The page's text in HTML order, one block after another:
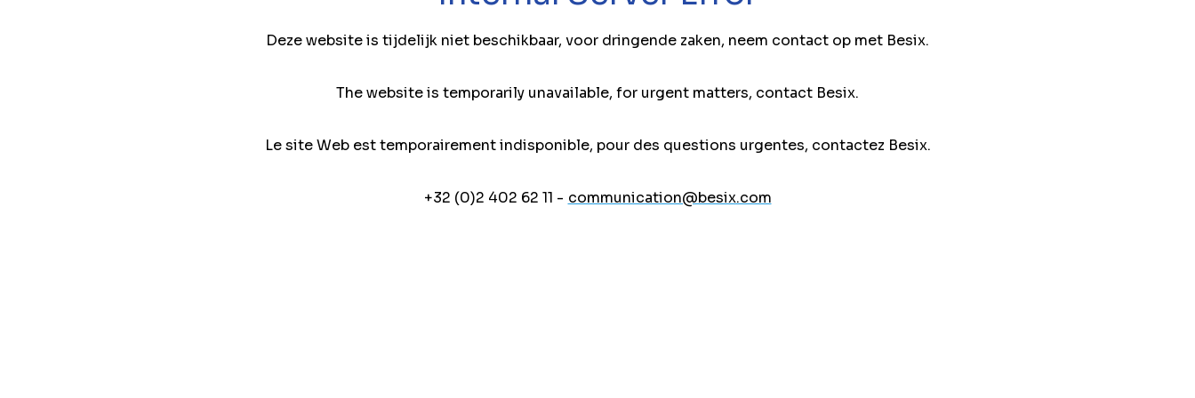
Deze website is tijdelijk niet beschikbaar, voor dringende zaken, neem contact op met Besix.
The website is temporarily unavailable, for urgent matters, contact Besix.
Le site Web est temporairement indisponible, pour des questions urgentes, contactez Besix.
+32 (0)2 402 62 11 - communication@besix.com